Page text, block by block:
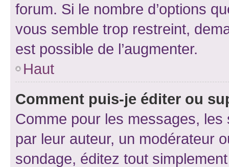
forum. Si le nombre d’options
vous semble trop restreint,
est possible de l’augmenter.
Haut
Comment puis-je éditer ou
Comme pour les messages,
par leur auteur, un modérateur
sondage, éditez tout